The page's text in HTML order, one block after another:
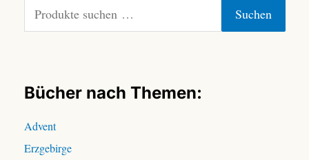
c
n
n
c
h
Suchen
Bücher nach Themen:
Advent
Erzgebirge